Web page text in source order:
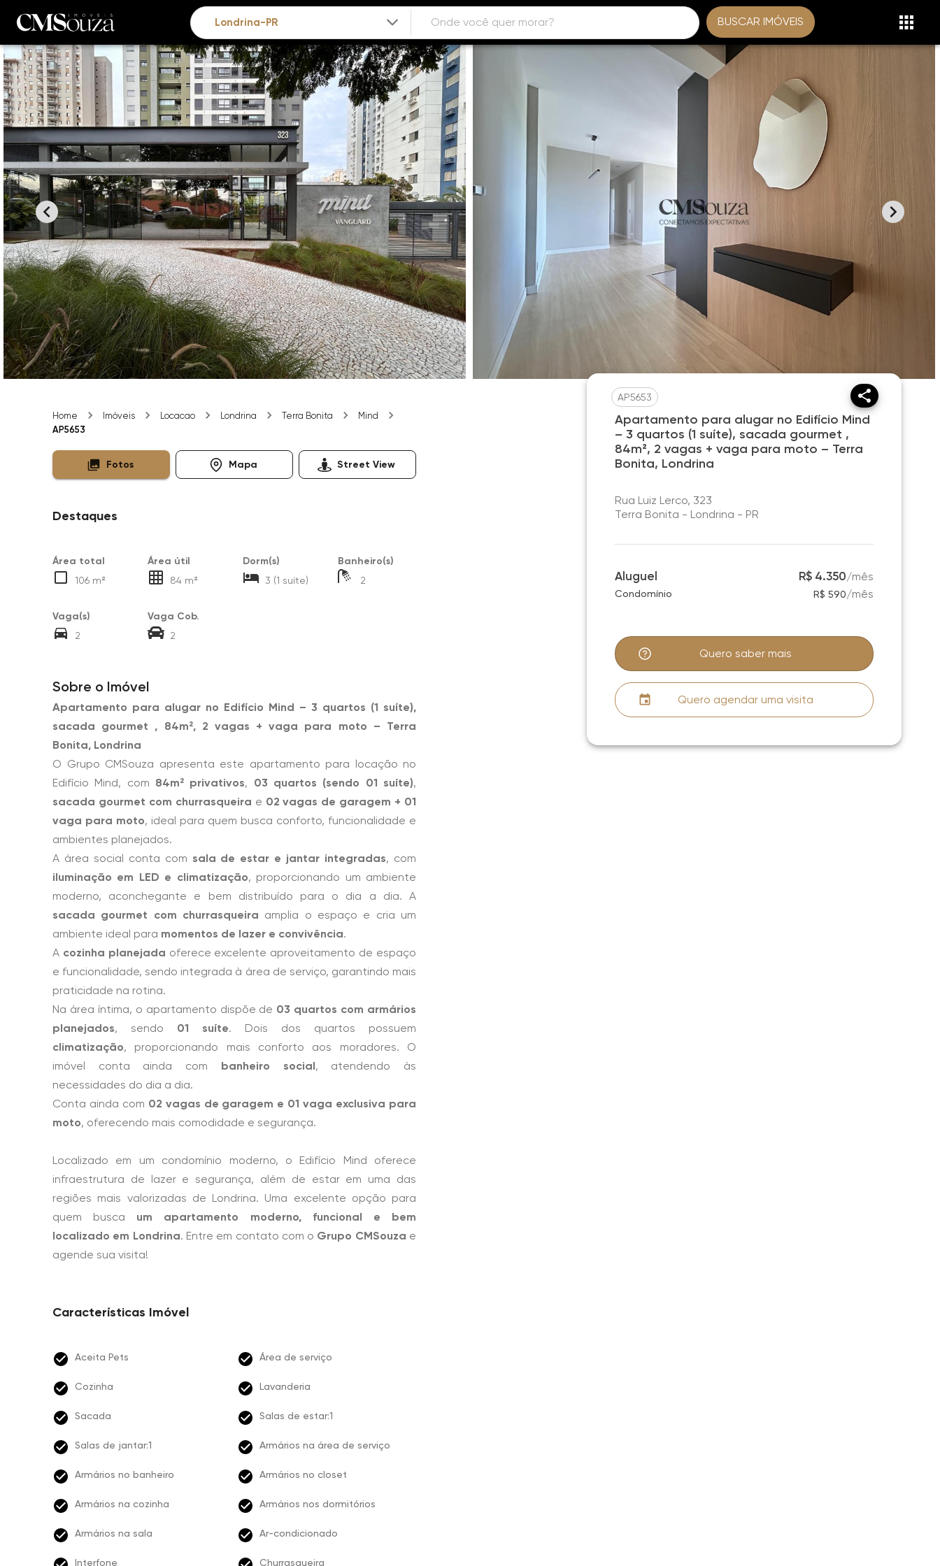
BUSCAR IMÓVEIS
Home Imóveis Locacao Londrina Terra Bonita
Mind
AP5653
Fotos Mapa Street View
Destaques
Área total
106 m²
Área útil
84 m²
Dorm(s)
3 (1 suíte)
Banheiro(s)
2
Vaga(s)
2
Vaga Cob.
2
Sobre o Imóvel
Apartamento para alugar no Edifício Mind – 3 quartos (1 suíte),
sacada gourmet , 84m², 2 vagas + vaga para moto – Terra
Bonita, Londrina
O Grupo CMSouza apresenta este apartamento para locação no
Edifício Mind, com 84m² privativos, 03 quartos (sendo 01 suíte),
sacada gourmet com churrasqueira e 02 vagas de garagem + 01
vaga para moto, ideal para quem busca conforto, funcionalidade e
ambientes planejados.
A área social conta com sala de estar e jantar integradas, com
iluminação em LED e climatização, proporcionando um ambiente
moderno, aconchegante e bem distribuído para o dia a dia. A
sacada gourmet com churrasqueira amplia o espaço e cria um
ambiente ideal para momentos de lazer e convivência.
A cozinha planejada oferece excelente aproveitamento de espaço
e funcionalidade, sendo integrada à área de serviço, garantindo mais
praticidade na rotina.
Na área íntima, o apartamento dispõe de 03 quartos com armários
planejados, sendo 01 suíte. Dois dos quartos possuem
climatização, proporcionando mais conforto aos moradores. O
imóvel conta ainda com banheiro social, atendendo às
necessidades do dia a dia.
Conta ainda com 02 vagas de garagem e 01 vaga exclusiva para
moto, oferecendo mais comodidade e segurança.
Localizado em um condomínio moderno, o Edifício Mind oferece
infraestrutura de lazer e segurança, além de estar em uma das
regiões mais valorizadas de Londrina. Uma excelente opção para
quem busca um apartamento moderno, funcional e bem
localizado em Londrina. Entre em contato com o Grupo CMSouza e
agende sua visita!
Características Imóvel
Aceita Pets Área de serviço
Cozinha Lavanderia
Sacada Salas de estar:1
Salas de jantar:1 Armários na área de serviço
Armários no banheiro Armários no closet
Armários na cozinha Armários nos dormitórios
Armários na sala Ar-condicionado
Interfone Churrasqueira
AP5653
Apartamento para alugar no Edifício Mind
– 3 quartos (1 suíte), sacada gourmet ,
84m², 2 vagas + vaga para moto – Terra
Bonita, Londrina
Rua Luiz Lerco, 323
Terra Bonita - Londrina - PR
Aluguel R$ 4.350/mês
Condomínio R$ 590/mês
Quero saber mais
Quero agendar uma visita